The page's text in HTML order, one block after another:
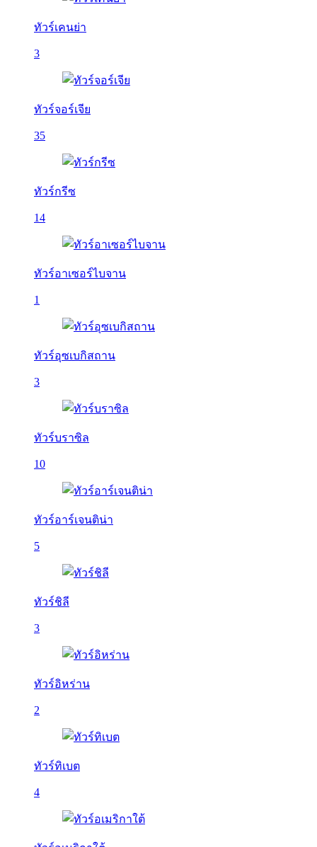
ทัวร์เคนย่า
3
ทัวร์จอร์เจีย
35
ทัวร์กรีซ
14
ทัวร์อาเซอร์ไบจาน
1
ทัวร์อุซเบกิสถาน
3
ทัวร์บราซิล
10
ทัวร์อาร์เจนติน่า
5
ทัวร์ชิลี
3
ทัวร์อิหร่าน
2
ทัวร์ทิเบต
4